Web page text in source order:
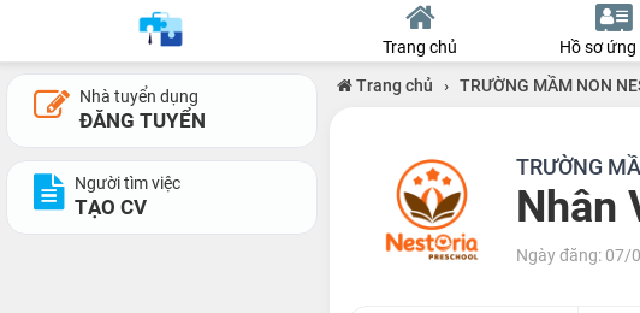
Trang chủ Hồ sơ ứng
Nhà tuyển dụng
ĐĂNG TUYỂN
Người tìm việc
TẠO CV
Trang chủ › TRƯỜNG MẦM NON
TRƯỜNG
Nhân
Ngày đăng: 07/